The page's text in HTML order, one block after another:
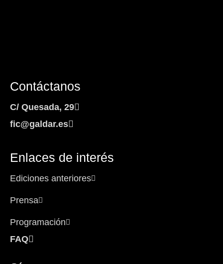
Contáctanos
C/ Quesada, 29
fic@galdar.es
Enlaces de interés
Ediciones anteriores
Prensa
Programación
FAQ